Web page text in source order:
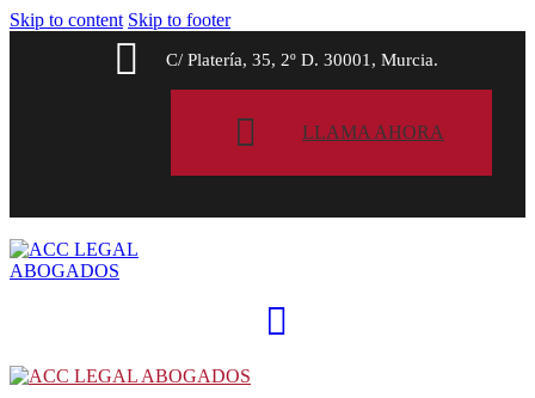
Skip to content Skip to footer
C/ Platería, 35, 2º D. 30001, Murcia.
LLAMA AHORA